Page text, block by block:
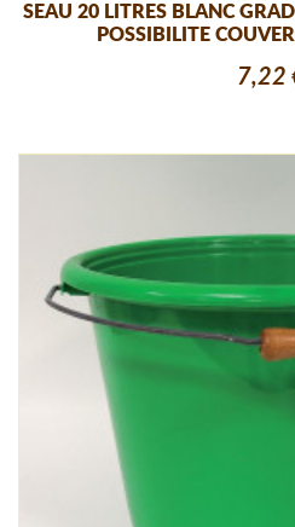
SEAU 20 LITRES BLANC
POSSIBILITE
7,22